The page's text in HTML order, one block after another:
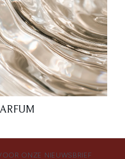
ONZE NIEUWSBRIEF